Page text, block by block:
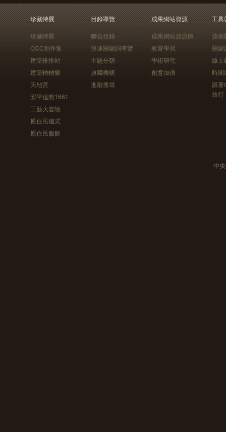
珍藏特展
珍藏特展
CCC創作集
建築排排站
建築轉轉樂
天地宮
安平追想1661
工藝大冒險
原住民儀式
原住民服飾
目錄導覽
聯合目錄
快速關鍵詞導覽
主題分類
典藏機構
進階搜尋
成果網站資源
成果網站資源庫
教育學習
學術研究
創意加值
工具
技術
關鍵
線上
時間
跟
旅行
中